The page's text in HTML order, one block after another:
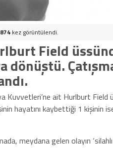
kez görüntülendi.
Field
dönüştü.
Kuvvetleri’ne ait Hurlburt Field
hayatını kaybettiği 1 kişinin
meydana gelen olayın